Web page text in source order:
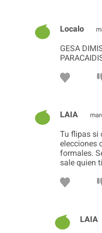
Localo
GESA
LAIA
Tu flipas si
elecciones
formales.
sale quien
LAIA